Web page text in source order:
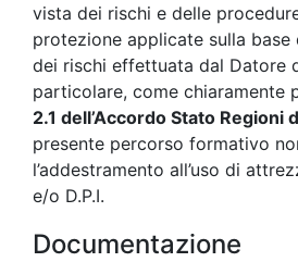
vista dei rischi e delle
protezione applicate sulla base
dei rischi effettuata dal Datore
particolare, come chiaramente
2.1 dell’Accordo Stato Regioni
presente percorso formativo
l’addestramento all’uso di
e/o D.P.I.
Documentazione